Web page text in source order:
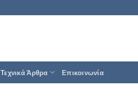
Τεχνικά Άρθρα Επικοινωνία